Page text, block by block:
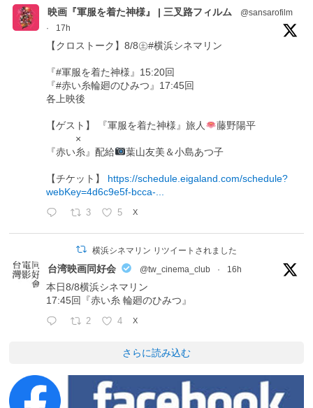
映画『軍服を着た神様』 | 三叉路フィルム
@sansarofilm
·
17h
【クロストーク】8/8㊏#横浜シネマリン
『#軍服を着た神様』15:20回
『#赤い糸輪廻のひみつ』17:45回
各上映後
【ゲスト】 『軍服を着た神様』旅人
藤野陽平
×
『赤い糸』配給
葉山友美＆小島あつ子
【チケット】 https://schedule.eigaland.com/schedule?
webKey=4d6c9e5f-bcca-...
3 5 X
横浜シネマリン リツイートされました
台湾映画同好会 @tw_cinema_club · 16h
本日8/8横浜シネマリン
17:45回『赤い糸 輪廻のひみつ』
2 4 X
さらに読み込む